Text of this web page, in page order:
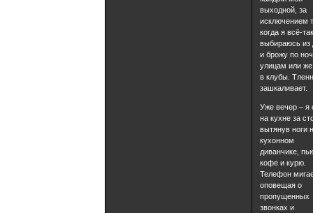
выходной, за
исключением
когда я всё-
выбираюсь из
и брожу по
улицам или
в клубы.
зашкаливает.
Уже вечер – я
на кухне за
вытянув ноги
кухонном
диванчике,
кофе и курю.
Телефон
оповещая о
пропущенных
звонках и